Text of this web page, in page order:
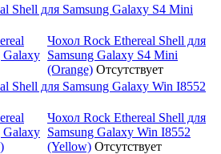
Shell для Samsung Galaxy S4 Mini
Чохол Rock Ethereal Shell для
Samsung Galaxy S4 Mini
(Orange) Отсутствует
Shell для Samsung Galaxy Win I8552
Чохол Rock Ethereal Shell для
Samsung Galaxy Win I8552
(Yellow) Отсутствует